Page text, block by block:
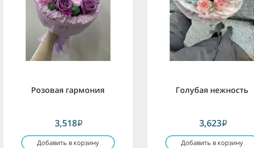
Розовая гармония
3,518i
Добавить в корзину
Голубая нежность
3,623i
Добавить в корзину